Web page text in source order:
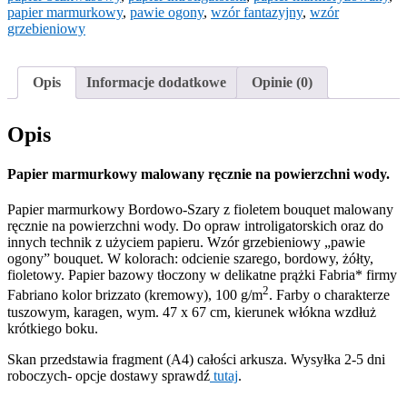
bouquet
papier marmurkowy, pawie ogony, wzór fantazyjny, wzór
grzebieniowy
Opis Informacje dodatkowe Opinie (0)
Opis
Papier marmurkowy malowany ręcznie na powierzchni wody.
Papier marmurkowy Bordowo-Szary z fioletem bouquet malowany
ręcznie na powierzchni wody. Do opraw introligatorskich oraz do
innych technik z użyciem papieru. Wzór grzebieniowy „pawie
ogony” bouquet. W kolorach: odcienie szarego, bordowy, żółty,
fioletowy. Papier bazowy tłoczony w delikatne prążki Fabria* firmy
Fabriano kolor brizzato (kremowy), 100 g/m2. Farby o charakterze
tuszowym, karagen, wym. 47 x 67 cm, kierunek włókna wzdłuż
krótkiego boku.
Skan przedstawia fragment (A4) całości arkusza. Wysyłka 2-5 dni
roboczych- opcje dostawy sprawdź tutaj.